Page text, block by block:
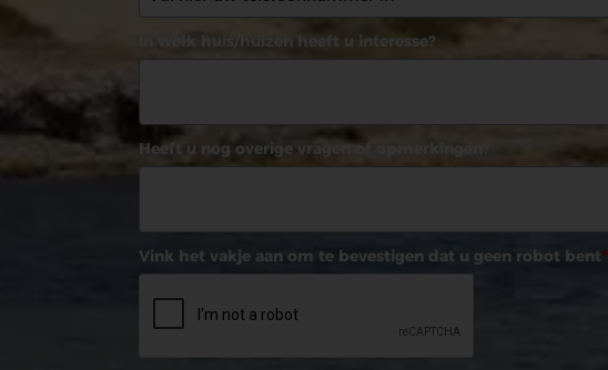
In welk huis/huizen heeft u interesse?
Heeft u nog overige vragen of opmerkingen?
Vink het vakje aan om te bevestigen dat u geen robot bent*